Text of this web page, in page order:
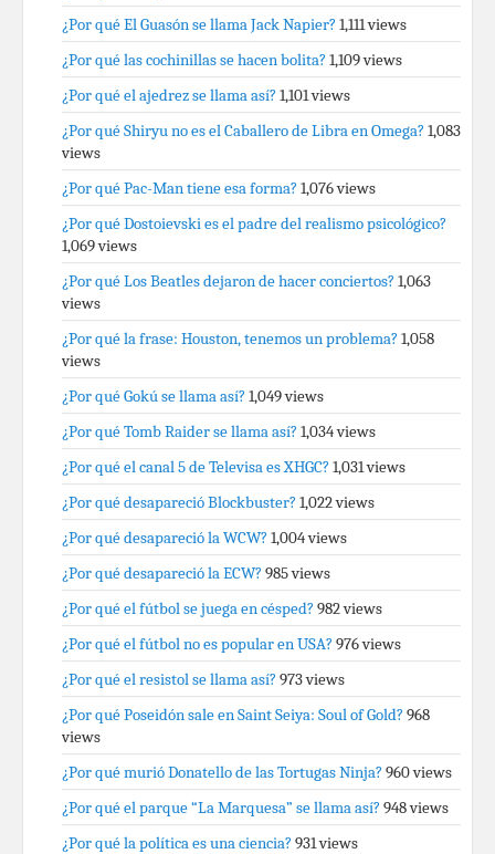
¿Por qué El Guasón se llama Jack Napier? 1,111 views
¿Por qué las cochinillas se hacen bolita? 1,109 views
¿Por qué el ajedrez se llama así? 1,101 views
¿Por qué Shiryu no es el Caballero de Libra en Omega? 1,083
views
¿Por qué Pac-Man tiene esa forma? 1,076 views
¿Por qué Dostoievski es el padre del realismo psicológico?
1,069 views
¿Por qué Los Beatles dejaron de hacer conciertos? 1,063
views
¿Por qué la frase: Houston, tenemos un problema? 1,058
views
¿Por qué Gokú se llama así? 1,049 views
¿Por qué Tomb Raider se llama así? 1,034 views
¿Por qué el canal 5 de Televisa es XHGC? 1,031 views
¿Por qué desapareció Blockbuster? 1,022 views
¿Por qué desapareció la WCW? 1,004 views
¿Por qué desapareció la ECW? 985 views
¿Por qué el fútbol se juega en césped? 982 views
¿Por qué el fútbol no es popular en USA? 976 views
¿Por qué el resistol se llama así? 973 views
¿Por qué Poseidón sale en Saint Seiya: Soul of Gold? 968
views
¿Por qué murió Donatello de las Tortugas Ninja? 960 views
¿Por qué el parque “La Marquesa” se llama así? 948 views
¿Por qué la política es una ciencia? 931 views